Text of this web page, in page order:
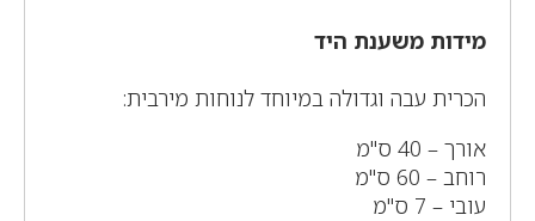
מידות משענת היד
הכרית עבה וגדולה במיוחד לנוחות מירבית:
אורך – 40 ס"מ
רוחב – 60 ס"מ
עובי – 7 ס"מ